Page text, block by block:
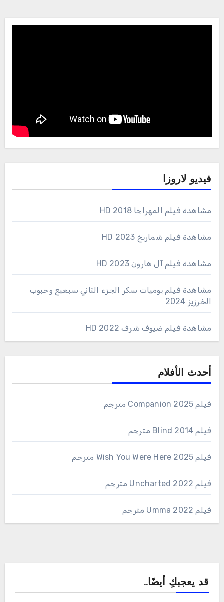
فيديو لاروزا
مشاهدة فيلم المهراجا 2018 HD
مشاهدة فيلم شماريخ 2023 HD
مشاهدة فيلم آل هارون 2023 HD
مشاهدة فيلم يوميات سكر الجزء الثاني سبعبع وحبوب
الخرزيز 2024
مشاهدة فيلم ضيوف شرف 2022 HD
أحدث الأفلام
فيلم Companion 2025 مترجم
فيلم Blind 2014 مترجم
فيلم Wish You Were Here 2025 مترجم
فيلم Uncharted 2022 مترجم
فيلم Umma 2022 مترجم
قد يعجبكِ أيضًا..